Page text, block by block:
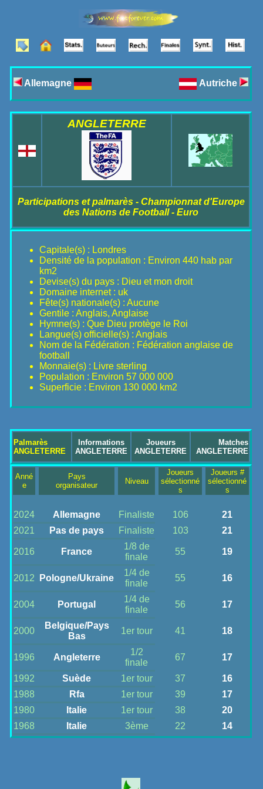
Allemagne Autriche
ANGLETERRE
Participations et palmarès - Championnat d'Europe
des Nations de Football - Euro
Capitale(s) : Londres
Densité de la population : Environ 440 hab par
km2
Devise(s) du pays : Dieu et mon droit
Domaine internet : uk
Fête(s) nationale(s) : Aucune
Gentile : Anglais, Anglaise
Hymne(s) : Que Dieu protège le Roi
Langue(s) officielle(s) : Anglais
Nom de la Fédération : Fédération anglaise de
football
Monnaie(s) : Livre sterling
Population : Environ 57 000 000
Superficie : Environ 130 000 km2
Palmarès
ANGLETERRE
Informations
ANGLETERRE
Joueurs
ANGLETERRE
Matches
ANGLETERRE
Anné
e
Pays
organisateur
Niveau
Joueurs
sélectionné
s
Joueurs #
sélectionné
s
2024 Allemagne Finaliste 106
21
2021
Pas de pays Finaliste 103 21
2016 France
1/8 de
finale
55 19
2012 Pologne/Ukraine
1/4 de
finale
55 16
2004 Portugal
1/4 de
finale
56 17
2000
Belgique/Pays
Bas
1er tour 41 18
1996 Angleterre
1/2
finale
67 17
1992 Suède 1er tour 37
16
1988
Rfa 1er tour 39
17
1980
Italie 1er tour 38
20
1968
Italie 3ème 22 14